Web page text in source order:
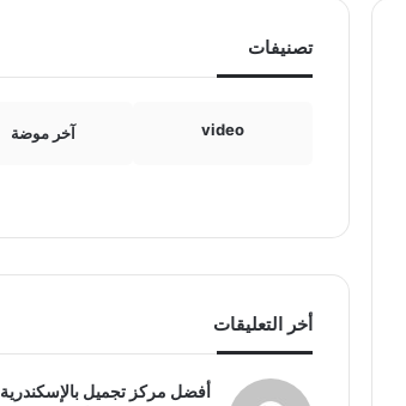
تصنيفات
video آخر موضة
أخر التعليقات
أفضل مركز تجميل بالإسكندرية